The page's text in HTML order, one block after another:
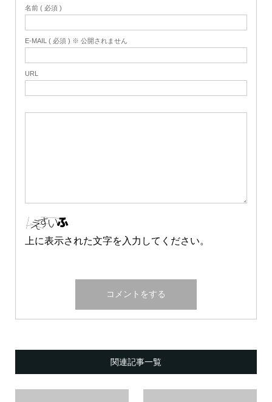
名前 ( 必須 )
E-MAIL ( 必須 ) ※ 公開されません
URL
上に表示された文字を入力してください。
関連記事一覧